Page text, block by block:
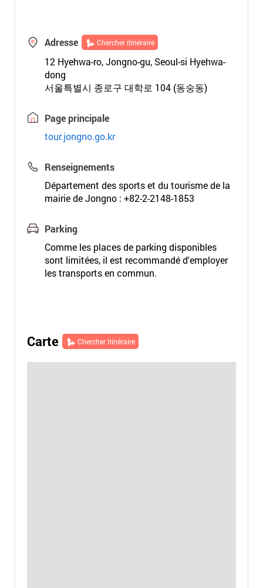
Adresse Chercher itinéraire
12 Hyehwa-ro, Jongno-gu, Seoul-si Hyehwa-
dong
서울특별시 종로구 대학로 104 (동숭동)
Page principale
tour.jongno.go.kr
Renseignements
Département des sports et du tourisme de la
mairie de Jongno : +82-2-2148-1853
Parking
Comme les places de parking disponibles
sont limitées, il est recommandé d'employer
les transports en commun.
Carte Chercher itinéraire